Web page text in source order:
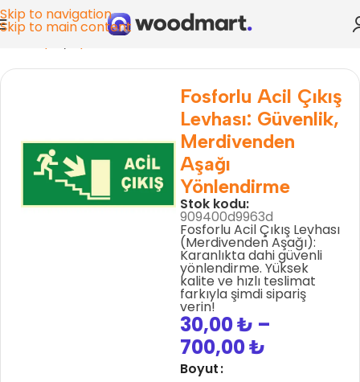
Skip to navigation
Skip to main content
Fosforlu Acil Çıkış
Levhası: Güvenlik,
Merdivenden
Aşağı
Yönlendirme
Stok kodu:
909400d9963d
Fosforlu Acil Çıkış Levhası
(Merdivenden Aşağı):
Karanlıkta dahi güvenli
yönlendirme. Yüksek
kalite ve hızlı teslimat
farkıyla şimdi sipariş
verin!
30,00₺ –
700,00₺
Boyut